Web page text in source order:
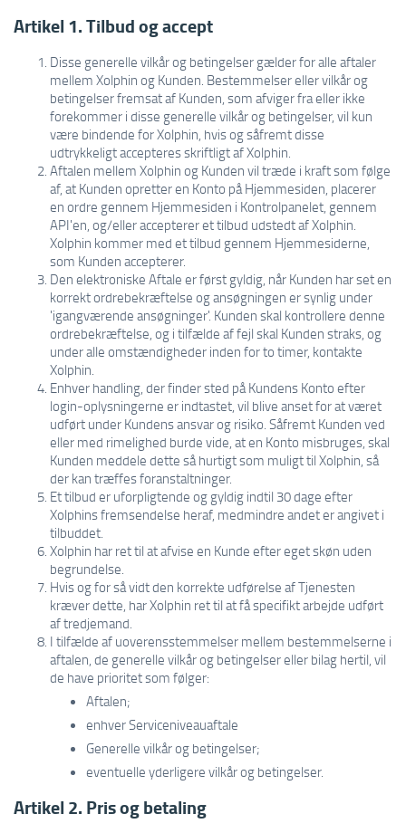
Artikel 1. Tilbud og accept
Disse generelle vilkår og betingelser gælder for alle aftaler
mellem Xolphin og Kunden. Bestemmelser eller vilkår og
betingelser fremsat af Kunden, som afviger fra eller ikke
forekommer i disse generelle vilkår og betingelser, vil kun
være bindende for Xolphin, hvis og såfremt disse
udtrykkeligt accepteres skriftligt af Xolphin.
Aftalen mellem Xolphin og Kunden vil træde i kraft som følge
af, at Kunden opretter en Konto på Hjemmesiden, placerer
en ordre gennem Hjemmesiden i Kontrolpanelet, gennem
API'en, og/eller accepterer et tilbud udstedt af Xolphin.
Xolphin kommer med et tilbud gennem Hjemmesiderne,
som Kunden accepterer.
Den elektroniske Aftale er først gyldig, når Kunden har set en
korrekt ordrebekræftelse og ansøgningen er synlig under
'igangværende ansøgninger'. Kunden skal kontrollere denne
ordrebekræftelse, og i tilfælde af fejl skal Kunden straks, og
under alle omstændigheder inden for to timer, kontakte
Xolphin.
Enhver handling, der finder sted på Kundens Konto efter
login-oplysningerne er indtastet, vil blive anset for at været
udført under Kundens ansvar og risiko. Såfremt Kunden ved
eller med rimelighed burde vide, at en Konto misbruges, skal
Kunden meddele dette så hurtigt som muligt til Xolphin, så
der kan træffes foranstaltninger.
Et tilbud er uforpligtende og gyldig indtil 30 dage efter
Xolphins fremsendelse heraf, medmindre andet er angivet i
tilbuddet.
Xolphin har ret til at afvise en Kunde efter eget skøn uden
begrundelse.
Hvis og for så vidt den korrekte udførelse af Tjenesten
kræver dette, har Xolphin ret til at få specifikt arbejde udført
af tredjemand.
I tilfælde af uoverensstemmelser mellem bestemmelserne i
aftalen, de generelle vilkår og betingelser eller bilag hertil, vil
de have prioritet som følger:
Aftalen;
enhver Serviceniveauaftale
Generelle vilkår og betingelser;
eventuelle yderligere vilkår og betingelser.
Artikel 2. Pris og betaling